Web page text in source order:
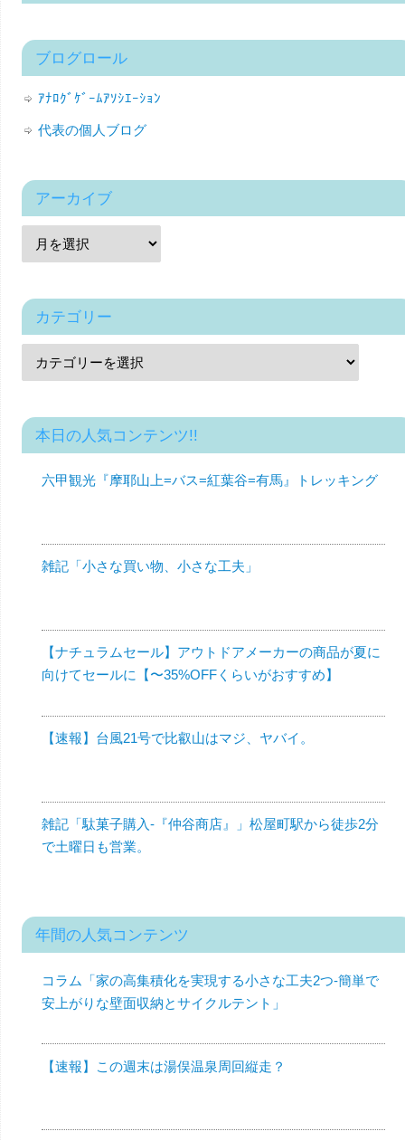
ブログロール
ｱﾅﾛｸﾞｹﾞｰﾑｱｿｼｴｰｼｮﾝ
代表の個人ブログ
アーカイブ
カテゴリー
本日の人気コンテンツ!!
六甲観光『摩耶山上=バス=紅葉谷=有馬』トレッキング
雑記「小さな買い物、小さな工夫」
【ナチュラムセール】アウトドアメーカーの商品が夏に
向けてセールに【〜35%OFFくらいがおすすめ】
【速報】台風21号で比叡山はマジ、ヤバイ。
雑記「駄菓子購入-『仲谷商店』」松屋町駅から徒歩2分
で土曜日も営業。
年間の人気コンテンツ
コラム「家の高集積化を実現する小さな工夫2つ-簡単で
安上がりな壁面収納とサイクルテント」
【速報】この週末は湯俣温泉周回縦走？